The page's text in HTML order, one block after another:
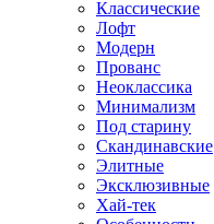
Классические
Лофт
Модерн
Прованс
Неоклассика
Минимализм
Под старину
Скандинавские
Элитные
Эксклюзивные
Хай-тек